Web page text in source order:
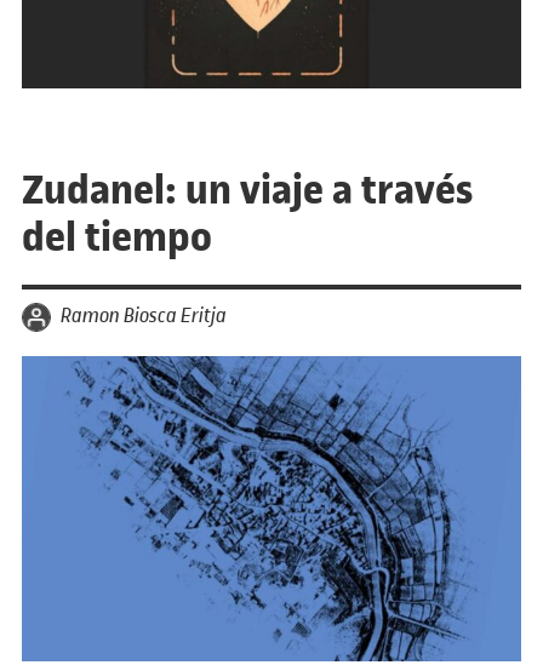
Zudanel: un viaje a través
del tiempo
por Ramon Biosca Eritja